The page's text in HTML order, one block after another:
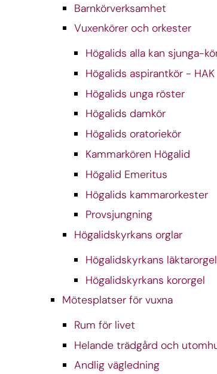
Barnkörverksamhet
Vuxenkörer och orkester
Högalids alla kan sjunga-
Högalids aspirantkör - HAK
Högalids unga röster
Högalids damkör
Högalids oratoriekör
Kammarkören Högalid
Högalid Emeritus
Högalids kammarorkester
Provsjungning
Högalidskyrkans orglar
Högalidskyrkans läktarorgel
Högalidskyrkans kororgel
Mötesplatser för vuxna
Rum för livet
Helande trädgård och
Andlig vägledning